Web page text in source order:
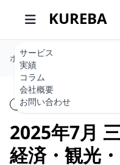
サービス
実績
コラム
会社概要
お問い合わせ
KUREBA
ホーム 2025年7月
ニュース
2025年7月
経済・観光